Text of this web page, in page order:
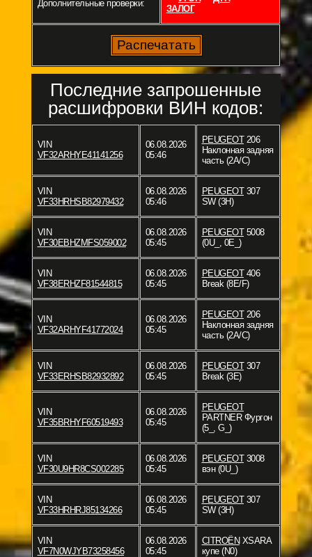
Дополнительные проверки:
ЗАЛОГ
Последние запрошенные
расшифровки ВИН кодов:
VIN
VF32ARHYE41141256
06.08.2026
05:46
PEUGEOT206
Наклонная задняя
часть (2A/C)
VIN
VF33HRHSB82979432
06.08.2026
05:46
PEUGEOT307
SW (3H)
VIN
VF30EBHZMFS059002
06.08.2026
05:45
PEUGEOT5008
(0U_, 0E_)
VIN
VF38ERHZF81544815
06.08.2026
05:45
PEUGEOT406
Break (8E/F)
VIN
VF32ARHYF41772024
06.08.2026
05:45
PEUGEOT206
Наклонная задняя
часть (2A/C)
VIN
VF33ERHSB82932892
06.08.2026
05:45
PEUGEOT307
Break (3E)
VIN
VF35BRHYF60519493
06.08.2026
05:45
PEUGEOT
PARTNER Фургон
(5_, G_)
VIN
VF30U9HR8CS002285
06.08.2026
05:45
PEUGEOT3008
вэн (0U_)
VIN
VF33HRHRJ85134266
06.08.2026
05:45
PEUGEOT307
SW (3H)
VIN
VF7N0WJYB73258456
06.08.2026
05:45
CITROËN XSARA
купе (N0)